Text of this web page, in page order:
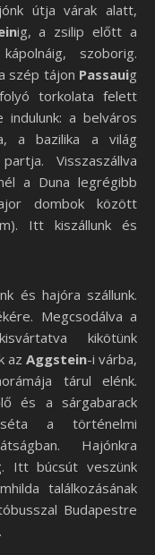
útja várak alatt,
ig, a zsilip előtt a
szoborig.
szép tájon Passauig
torkolata felett
indulunk: a belváros
a bazilika a világ
Visszaszállva
a Duna legrégibb
dombok között
Itt kiszállunk és
és hajóra szállunk.
Megcsodálva a
kikötünk
az Aggstein-i várba,
tárul elénk.
és a sárgabarack
a történelmi
Hajónkra
Itt búcsút veszünk
találkozásának
Budapestre